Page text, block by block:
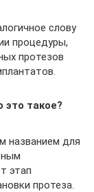
слову
процедуры,
протезов
это такое?
названием для
этап
протеза.